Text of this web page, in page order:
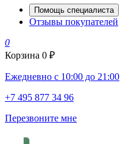
Помощь специалиста
Отзывы покупателей
0
Корзина 0 ₽
Ежедневно с 10:00 до 21:00
+7 495 877 34 96
Перезвоните мне